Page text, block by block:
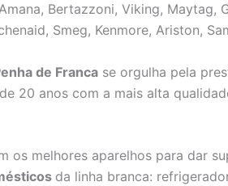
Bertazzoni, Viking, Maytag,
Smeg, Kenmore, Ariston,
de Franca se orgulha pela
20 anos com a mais alta
os melhores aparelhos para dar
da linha branca: